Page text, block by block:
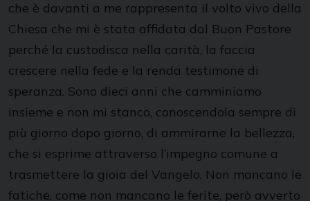
che è davanti a me rappresenta il volto vivo della
Chiesa che mi è stata affidata dal Buon Pastore
perché la custodisca nella carità, la faccia
crescere nella fede e la renda testimone di
speranza. Sono dieci anni che camminiamo
insieme e non mi stanco, conoscendola sempre di
più giorno dopo giorno, di ammirarne la bellezza,
che si esprime attraverso l’impegno comune a
trasmettere la gioia del Vangelo. Non mancano le
fatiche, come non mancano le ferite, però avverto